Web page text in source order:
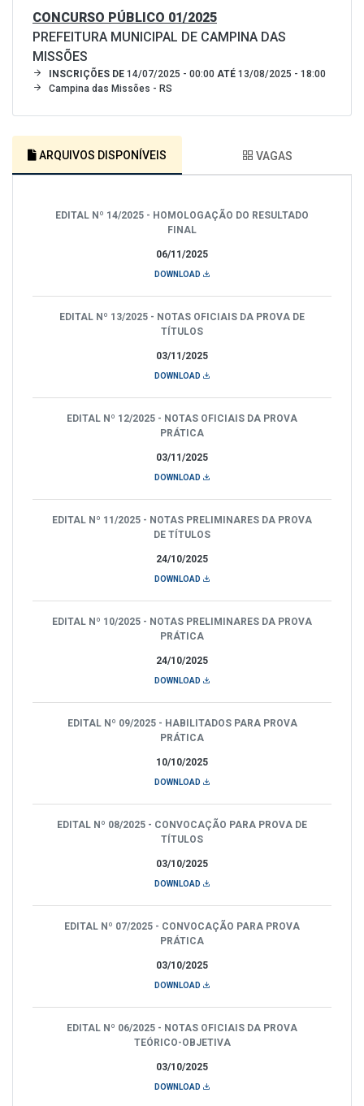
CONCURSO PÚBLICO 01/2025
PREFEITURA MUNICIPAL DE CAMPINA DAS
MISSÕES
INSCRIÇÕES DE 14/07/2025 - 00:00 ATÉ 13/08/2025 - 18:00
Campina das Missões - RS
ARQUIVOS DISPONÍVEIS VAGAS
06/11/2025
EDITAL Nº 14/2025 - HOMOLOGAÇÃO DO RESULTADO
FINAL
DOWNLOAD
03/11/2025
EDITAL Nº 13/2025 - NOTAS OFICIAIS DA PROVA DE
TÍTULOS
DOWNLOAD
03/11/2025
EDITAL Nº 12/2025 - NOTAS OFICIAIS DA PROVA
PRÁTICA
DOWNLOAD
24/10/2025
EDITAL Nº 11/2025 - NOTAS PRELIMINARES DA PROVA
DE TÍTULOS
DOWNLOAD
24/10/2025
EDITAL Nº 10/2025 - NOTAS PRELIMINARES DA PROVA
PRÁTICA
DOWNLOAD
10/10/2025
EDITAL Nº 09/2025 - HABILITADOS PARA PROVA
PRÁTICA
DOWNLOAD
03/10/2025
EDITAL Nº 08/2025 - CONVOCAÇÃO PARA PROVA DE
TÍTULOS
DOWNLOAD
03/10/2025
EDITAL Nº 07/2025 - CONVOCAÇÃO PARA PROVA
PRÁTICA
DOWNLOAD
03/10/2025
EDITAL Nº 06/2025 - NOTAS OFICIAIS DA PROVA
TEÓRICO-OBJETIVA
DOWNLOAD